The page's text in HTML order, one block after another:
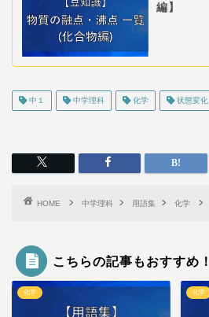
編】
中１ 中学理科 化学 状態変化
HOME 中学理科 用語集 化学
こちらの記事もおすすめ！
化学 化学